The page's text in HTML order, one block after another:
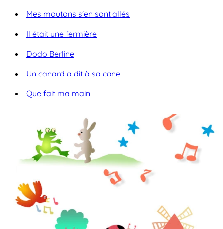
Mes moutons s'en sont allés
Il était une fermière
Dodo Berline
Un canard a dit à sa cane
Que fait ma main